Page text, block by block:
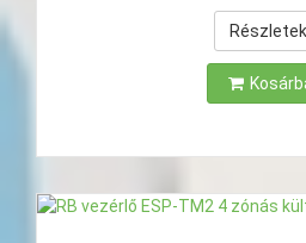
Részletek